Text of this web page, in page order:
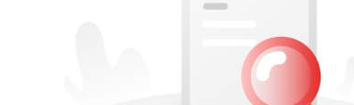
Agradecimentos para os presentes de
OMC. isso é muito agradável. NÓS
estamos esperando um 2019 melhor